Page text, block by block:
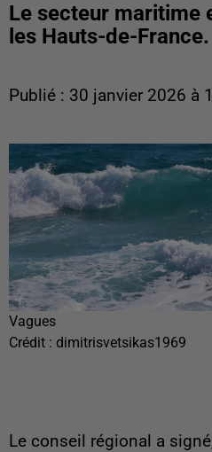
Le secteur maritime
les Hauts-de-France.
Publié : 30 janvier 2026 à
Vagues
Crédit : dimitrisvetsikas1969
Le conseil régional a